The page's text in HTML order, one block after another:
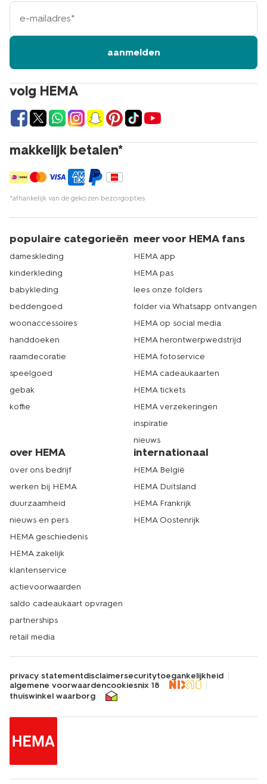
volg HEMA
makkelijk betalen*
*afhankelijk van de gekozen bezorgopties
e-
mailadres
aanmelden
populaire categorieën
dameskleding
kinderkleding
babykleding
beddengoed
woonaccessoires
handdoeken
raamdecoratie
speelgoed
gebak
koffie
meer voor HEMA fans
HEMA app
HEMA pas
lees onze folders
folder via Whatsapp ontvangen
HEMA op social media
HEMA herontwerpwedstrijd
HEMA fotoservice
HEMA cadeaukaarten
HEMA tickets
HEMA verzekeringen
inspiratie
nieuws
over HEMA
over ons bedrijf
werken bij HEMA
duurzaamheid
nieuws en pers
HEMA geschiedenis
HEMA zakelijk
klantenservice
actievoorwaarden
saldo cadeaukaart opvragen
partnerships
retail media
internationaal
HEMA België
HEMA Duitsland
HEMA Frankrijk
HEMA Oostenrijk
privacy statementdisclaimersecuritytoegankelijkheid
algemene voorwaardencookiesnix 18
thuiswinkel waarborg